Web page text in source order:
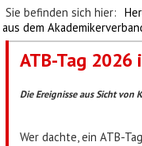
Sie befinden sich hier:
aus dem
ATB-Tag 2026
Die Ereignisse aus Sicht von
Wer dachte, ein ATB-